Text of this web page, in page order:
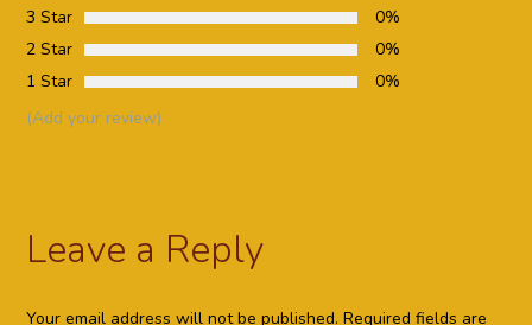
3 Star
0%
2 Star
0%
1 Star
0%
(Add your review)
Leave a Reply
Your email address will not be published. Required fields are